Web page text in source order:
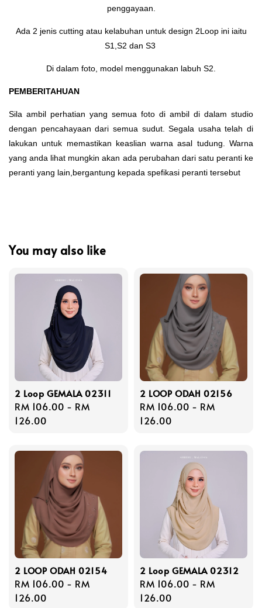
penggayaan.
Ada 2 jenis cutting atau kelabuhan untuk design 2Loop ini iaitu
S1,S2 dan S3
Di dalam foto, model menggunakan labuh S2.
PEMBERITAHUAN
Sila ambil perhatian yang semua foto di ambil di dalam studio
dengan pencahayaan dari semua sudut. Segala usaha telah di
lakukan untuk memastikan keaslian warna asal tudung. Warna
yang anda lihat mungkin akan ada perubahan dari satu peranti ke
peranti yang lain,bergantung kepada spefikasi peranti tersebut
You may also like
2 Loop GEMALA 02311
Regular
price
RM 106.00 - RM
126.00
2 LOOP ODAH 02156
Regular
price
RM 106.00 - RM
126.00
2 LOOP ODAH 02154
Regular
price
RM 106.00 - RM
126.00
2 Loop GEMALA 02312
Regular
price
RM 106.00 - RM
126.00